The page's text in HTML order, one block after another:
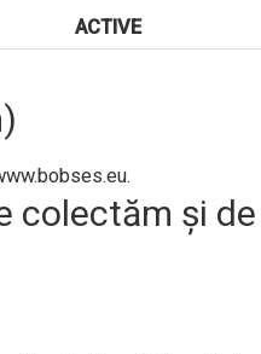
ACTIVE
colectăm și de